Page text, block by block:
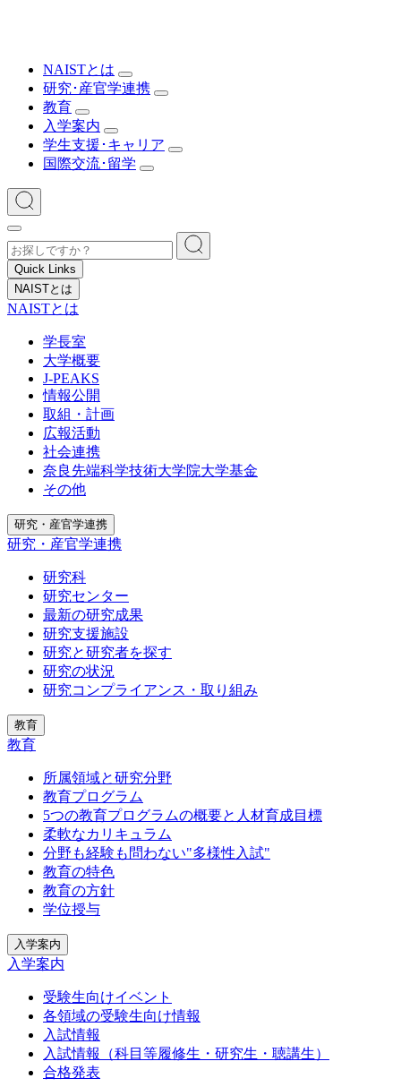
NAISTとは
研究･産官学連携
教育
入学案内
学生支援･キャリア
国際交流･留学
Quick Links
NAISTとは
NAISTとは
学長室
大学概要
J-PEAKS
情報公開
取組・計画
広報活動
社会連携
奈良先端科学技術大学院大学基金
その他
研究・産官学連携
研究・産官学連携
研究科
研究センター
最新の研究成果
研究支援施設
研究と研究者を探す
研究の状況
研究コンプライアンス・取り組み
教育
教育
所属領域と研究分野
教育プログラム
5つの教育プログラムの概要と人材育成目標
柔軟なカリキュラム
分野も経験も問わない"多様性入試"
教育の特色
教育の方針
学位授与
入学案内
入学案内
受験生向けイベント
各領域の受験生向け情報
入試情報
入試情報（科目等履修生・研究生・聴講生）
合格発表